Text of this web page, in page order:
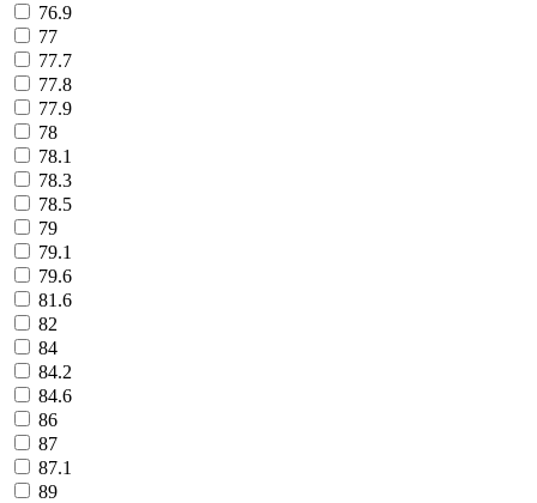
76.9
77
77.7
77.8
77.9
78
78.1
78.3
78.5
79
79.1
79.6
81.6
82
84
84.2
84.6
86
87
87.1
89